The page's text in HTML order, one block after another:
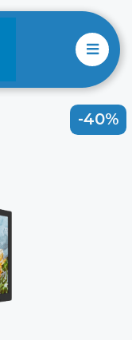
-40%